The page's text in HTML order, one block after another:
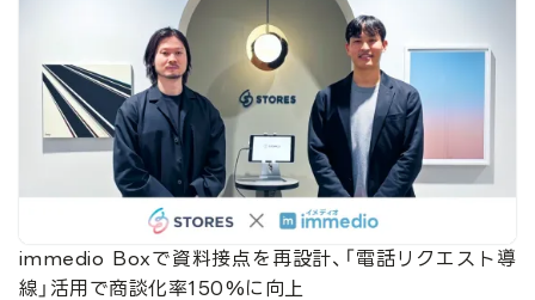
immedio Boxで資料接点を再設計、「電話リクエスト導
線」活用で商談化率150%に向上